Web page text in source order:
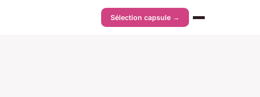
Sélection capsule →